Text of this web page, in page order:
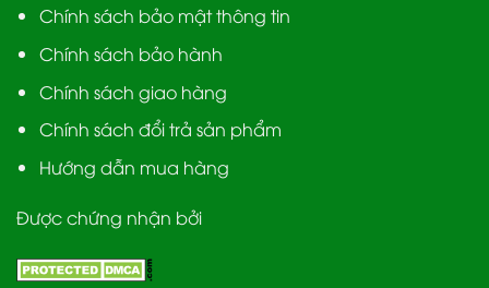
Chính sách bảo mật thông tin
Chính sách bảo hành
Chính sách giao hàng
Chính sách đổi trả sản phẩm
Hướng dẫn mua hàng
Được chứng nhận bởi